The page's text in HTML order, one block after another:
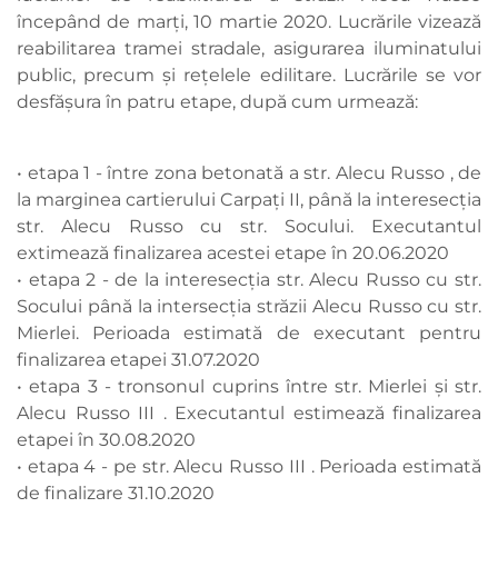
începând de marți, 10 martie 2020. Lucrările vizează
reabilitarea tramei stradale, asigurarea iluminatului
public, precum și rețelele edilitare. Lucrările se vor
desfășura în patru etape, după cum urmează:
• etapa 1 - între zona betonată a str. Alecu Russo , de
la marginea cartierului Carpați II, până la interesecția
str. Alecu Russo cu str. Socului. Executantul
extimează finalizarea acestei etape în 20.06.2020
• etapa 2 - de la interesecția str. Alecu Russo cu str.
Socului până la intersecția străzii Alecu Russo cu str.
Mierlei. Perioada estimată de executant pentru
finalizarea etapei 31.07.2020
• etapa 3 - tronsonul cuprins între str. Mierlei și str.
Alecu Russo III . Executantul estimează finalizarea
etapei în 30.08.2020
• etapa 4 - pe str. Alecu Russo III . Perioada estimată
de finalizare 31.10.2020